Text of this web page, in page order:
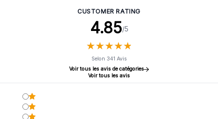
CUSTOMER RATING
4.85/5
★★★★★
★★★★★
Selon 341 Avis
Voir tous les avis de catégories
Voir tous les avis